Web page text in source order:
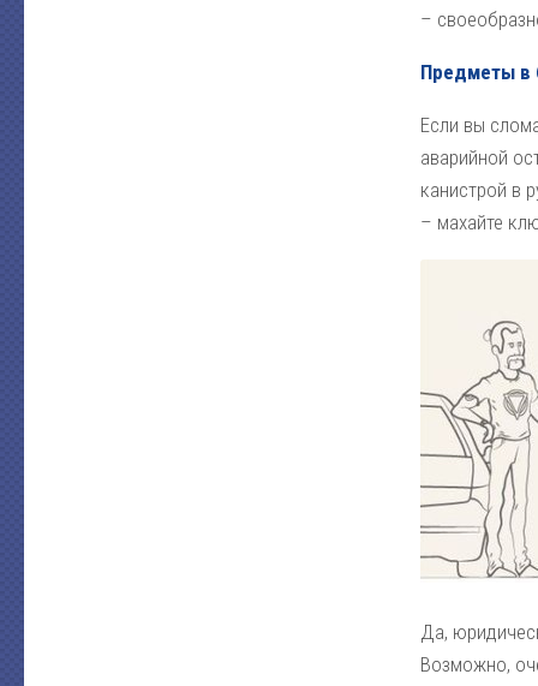
–
Предметы в
Если вы
аварийной
канистрой в
– махайте
Да,
Возможно,